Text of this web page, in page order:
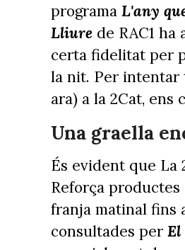
programa L'any
Lliure de RAC1
certa fidelitat per
la nit. Per intentar
ara) a la 2Cat, ens
Una graella
És evident que La
Reforça productes
franja matinal fins
consultades per El